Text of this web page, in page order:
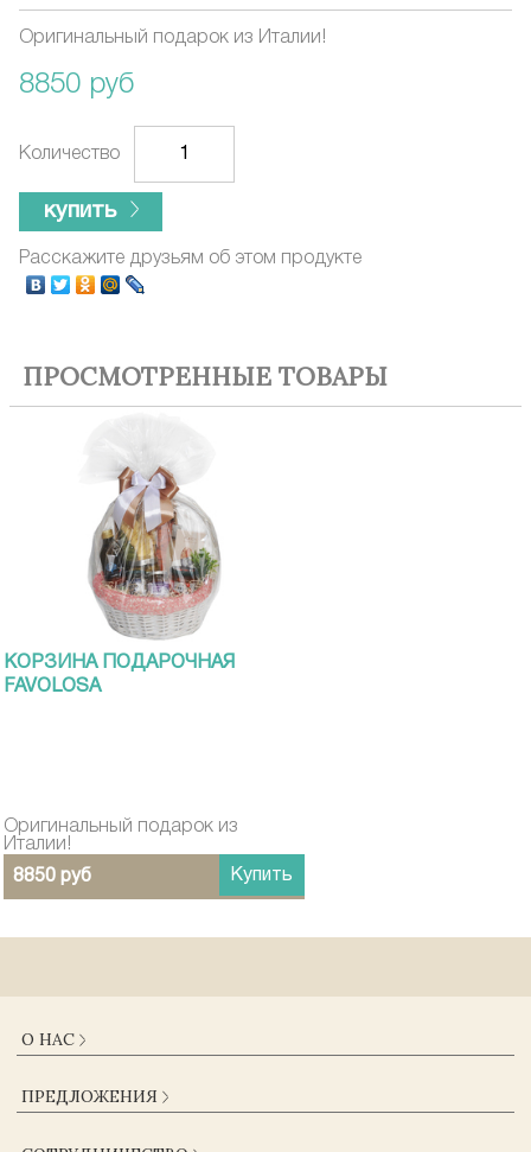
Оригинальный подарок из Италии!
8850 руб
Количество
купить
Расскажите друзьям об этом продукте
ПРОСМОТРЕННЫЕ ТОВАРЫ
КОРЗИНА ПОДАРОЧНАЯ
FAVOLOSA
Оригинальный подарок из
Италии!
8850 руб
Купить
О НАС
ДОСТАВКА И ОПЛАТА
ПРЕДЛОЖЕНИЯ